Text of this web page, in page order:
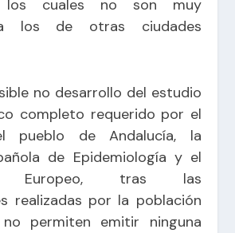
los cuales no son muy
los de otras ciudades
no desarrollo del estudio
completo requerido por el
pueblo de Andalucía, la
de Epidemiología y el
Europeo, tras las
realizadas por la población
permiten emitir ninguna